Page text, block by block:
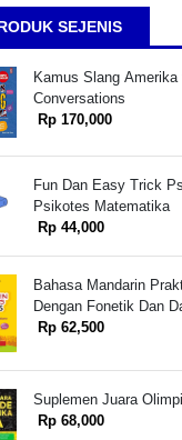
SEJENIS
Kamus Slang
Conversations
Rp 170,000
Fun Dan Easy Trick
Psikotes Matematika
Rp 44,000
Bahasa Mandarin
Dengan Fonetik Dan
Rp 62,500
Suplemen Juara
Rp 68,000